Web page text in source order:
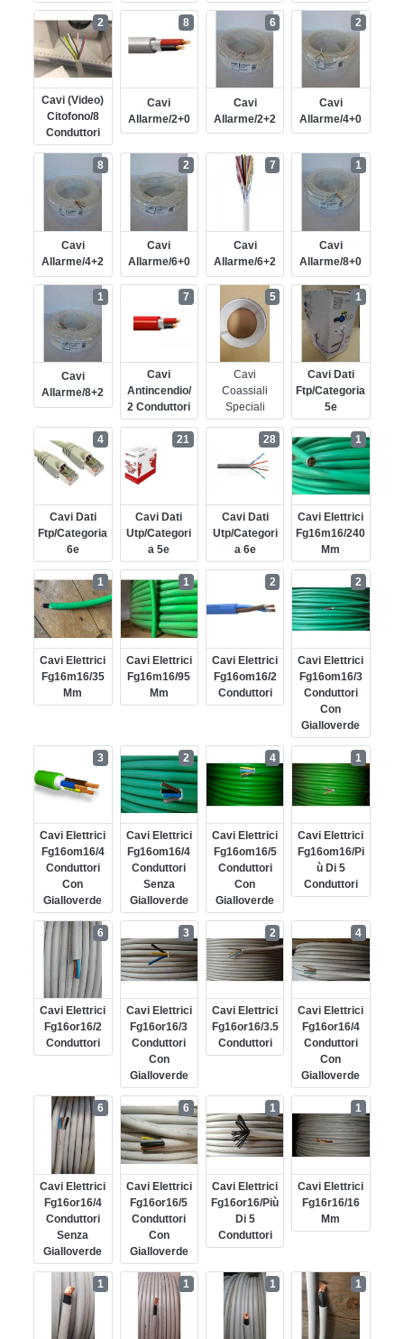
Cavi (video)
Citofono/8
Conduttori
2
Cavi
Allarme/2+0
8
Cavi
Allarme/2+2
6
Cavi
Allarme/4+0
2
Cavi
Allarme/4+2
8
Cavi
Allarme/6+0
2
Cavi
Allarme/6+2
7
Cavi
Allarme/8+0
1
Cavi
Allarme/8+2
1
Cavi
Antincendio/
2 Conduttori
7
Cavi
Coassiali
Speciali
5
Cavi Dati
Ftp/categoria
5e
1
Cavi Dati
Ftp/categoria
6e
4
Cavi Dati
Utp/categori
A 5e
21
Cavi Dati
Utp/categori
A 6e
28
Cavi Elettrici
Fg16m16/240
Mm
1
Cavi Elettrici
Fg16m16/35
Mm
1
Cavi Elettrici
Fg16m16/95
Mm
1
Cavi Elettrici
Fg16om16/2
Conduttori
2
Cavi Elettrici
Fg16om16/3
Conduttori
Con
Gialloverde
2
Cavi Elettrici
Fg16om16/4
Conduttori
Con
Gialloverde
3
Cavi Elettrici
Fg16om16/4
Conduttori
Senza
Gialloverde
2
Cavi Elettrici
Fg16om16/5
Conduttori
Con
Gialloverde
4
Cavi Elettrici
Fg16om16/pi
Ù Di 5
Conduttori
1
Cavi Elettrici
Fg16or16/2
Conduttori
6
Cavi Elettrici
Fg16or16/3
Conduttori
Con
Gialloverde
3
Cavi Elettrici
Fg16or16/3.5
Conduttori
2
Cavi Elettrici
Fg16or16/4
Conduttori
Con
Gialloverde
4
Cavi Elettrici
Fg16or16/4
Conduttori
Senza
Gialloverde
6
Cavi Elettrici
Fg16or16/5
Conduttori
Con
Gialloverde
6
Cavi Elettrici
Fg16or16/più
Di 5
Conduttori
1
Cavi Elettrici
Fg16r16/16
Mm
1
1 1 1 1